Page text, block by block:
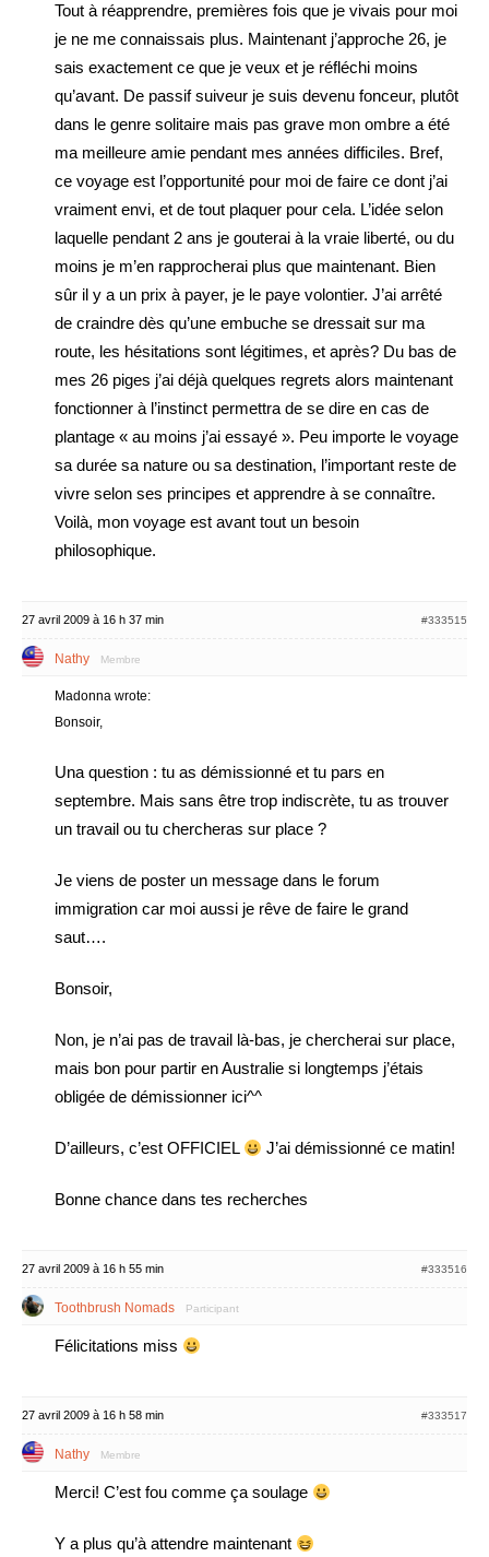
Tout à réapprendre, premières fois que je vivais pour moi
je ne me connaissais plus. Maintenant j’approche 26, je
sais exactement ce que je veux et je réfléchi moins
qu’avant. De passif suiveur je suis devenu fonceur, plutôt
dans le genre solitaire mais pas grave mon ombre a été
ma meilleure amie pendant mes années difficiles. Bref,
ce voyage est l’opportunité pour moi de faire ce dont j’ai
vraiment envi, et de tout plaquer pour cela. L’idée selon
laquelle pendant 2 ans je gouterai à la vraie liberté, ou du
moins je m’en rapprocherai plus que maintenant. Bien
sûr il y a un prix à payer, je le paye volontier. J’ai arrêté
de craindre dès qu’une embuche se dressait sur ma
route, les hésitations sont légitimes, et après? Du bas de
mes 26 piges j’ai déjà quelques regrets alors maintenant
fonctionner à l’instinct permettra de se dire en cas de
plantage « au moins j’ai essayé ». Peu importe le voyage
sa durée sa nature ou sa destination, l’important reste de
vivre selon ses principes et apprendre à se connaître.
Voilà, mon voyage est avant tout un besoin
philosophique.
27 avril 2009 à 16 h 37 min #333515
Nathy Membre
Madonna wrote:
Bonsoir,
Una question : tu as démissionné et tu pars en
septembre. Mais sans être trop indiscrète, tu as trouver
un travail ou tu chercheras sur place ?
Je viens de poster un message dans le forum
immigration car moi aussi je rêve de faire le grand
saut….
Bonsoir,
Non, je n’ai pas de travail là-bas, je chercherai sur place,
mais bon pour partir en Australie si longtemps j’étais
obligée de démissionner ici^^
D’ailleurs, c’est OFFICIEL J’ai démissionné ce matin!
Bonne chance dans tes recherches
27 avril 2009 à 16 h 55 min #333516
Toothbrush Nomads Participant
Félicitations miss
27 avril 2009 à 16 h 58 min #333517
Nathy Membre
Merci! C’est fou comme ça soulage
Y a plus qu’à attendre maintenant